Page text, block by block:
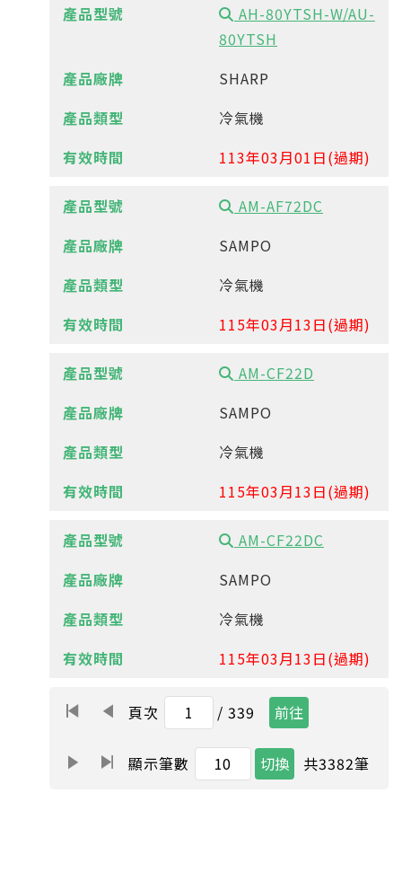
AH-80YTSH-W/AU-
80YTSH
SHARP
冷氣機
113年03月01日(過期)
AM-AF72DC
SAMPO
冷氣機
115年03月13日(過期)
AM-CF22D
SAMPO
冷氣機
115年03月13日(過期)
AM-CF22DC
SAMPO
冷氣機
115年03月13日(過期)
頁次 / 339
顯示筆數 共3382筆